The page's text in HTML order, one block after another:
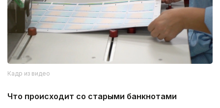
Кадр из видео
Что происходит со старыми банкнотами